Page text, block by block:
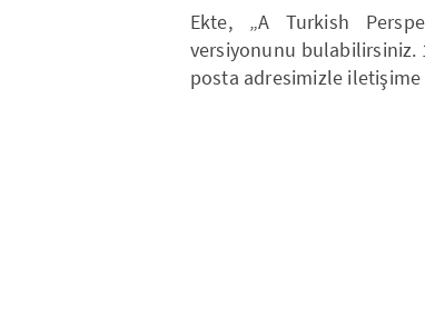
Ekte, „A Turkish
versiyonunu bulabilirsiniz.
posta adresimizle